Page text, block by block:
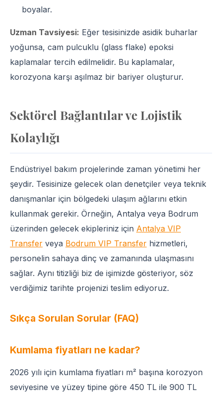
boyalar.
Uzman Tavsiyesi: Eğer tesisinizde asidik buharlar
yoğunsa, cam pulcuklu (glass flake) epoksi
kaplamalar tercih edilmelidir. Bu kaplamalar,
korozyona karşı aşılmaz bir bariyer oluşturur.
Sektörel Bağlantılar ve Lojistik
Kolaylığı
Endüstriyel bakım projelerinde zaman yönetimi her
şeydir. Tesisinize gelecek olan denetçiler veya teknik
danışmanlar için bölgedeki ulaşım ağlarını etkin
kullanmak gerekir. Örneğin, Antalya veya Bodrum
üzerinden gelecek ekipleriniz için Antalya VIP
Transfer veya Bodrum VIP Transfer hizmetleri,
personelin sahaya dinç ve zamanında ulaşmasını
sağlar. Aynı titizliği biz de işimizde gösteriyor, söz
verdiğimiz tarihte projenizi teslim ediyoruz.
Sıkça Sorulan Sorular (FAQ)
Kumlama fiyatları ne kadar?
2026 yılı için kumlama fiyatları m² başına korozyon
seviyesine ve yüzey tipine göre 450 TL ile 900 TL